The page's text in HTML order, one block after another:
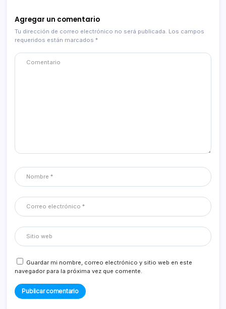
Agregar un comentario
Tu dirección de correo electrónico no será publicada. Los campos
requeridos están marcados *
Guardar mi nombre, correo electrónico y sitio web en este
navegador para la próxima vez que comente.